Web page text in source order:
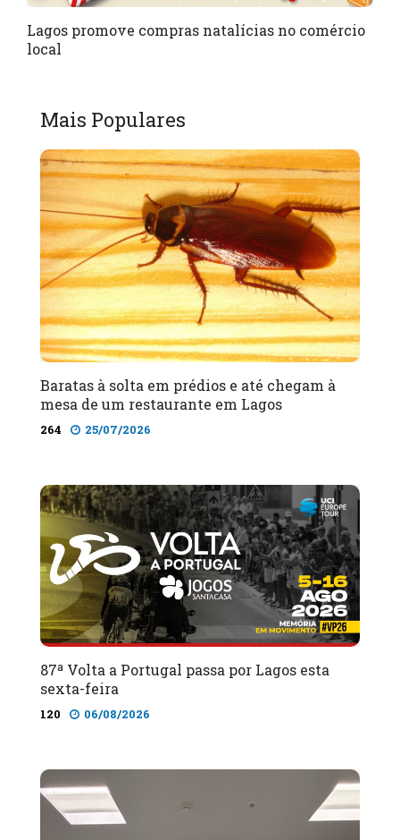
Lagos promove compras natalícias no comércio
local
Mais Populares
Baratas à solta em prédios e até chegam à
mesa de um restaurante em Lagos
264 25/07/2026
87ª Volta a Portugal passa por Lagos esta
sexta-feira
120 06/08/2026